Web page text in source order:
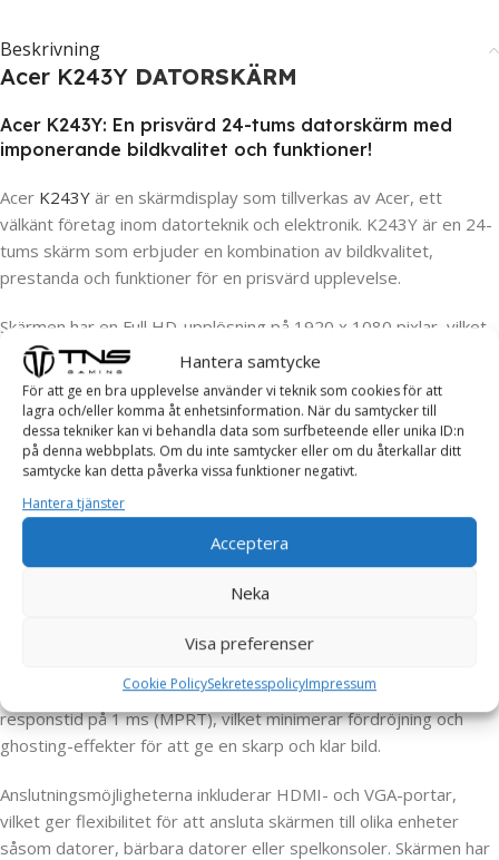
Hantera samtycke
För att ge en bra upplevelse använder vi teknik som cookies för att
lagra och/eller komma åt enhetsinformation. När du samtycker till
dessa tekniker kan vi behandla data som surfbeteende eller unika ID:n
på denna webbplats. Om du inte samtycker eller om du återkallar ditt
samtycke kan detta påverka vissa funktioner negativt.
Hantera tjänster
Acceptera
Neka
Visa preferenser
Cookie PolicySekretesspolicyImpressum
Beskrivning
Acer K243Y DATORSKÄRM
Acer K243Y: En prisvärd 24-tums datorskärm med
imponerande bildkvalitet och funktioner!
Acer K243Y är en skärmdisplay som tillverkas av Acer, ett
välkänt företag inom datorteknik och elektronik. K243Y är en 24-
tums skärm som erbjuder en kombination av bildkvalitet,
prestanda och funktioner för en prisvärd upplevelse.
Skärmen har en Full HD-upplösning på 1920 x 1080 pixlar, vilket
ger skarpa och detaljerade bilder. Det breda betraktningsvinkeln
på 178 grader gör det möjligt att se bilden tydligt från olika
vinklar utan att förlora färger eller kontrast. Den matta
skärmytan minskar reflektioner och gör det bekvämt att använda
skärmen under olika ljusförhållanden.
K243Y använder sig av IPS (In-Plane Switching) teknologi, vilket
ger förbättrad färgprecision och bredare färgomfång. Detta gör
att skärmen lämpar sig väl för färgkritiska arbetsuppgifter
såsom bildredigering eller grafisk design.
Skärmen har en responsfrekvens på 75 Hz, vilket ger smidigare
särskilt viktigt för spel och videoinnehåll. Den har också en
responstid på 1 ms (MPRT), vilket minimerar fördröjning och
ghosting-effekter för att ge en skarp och klar bild.
Anslutningsmöjligheterna inkluderar HDMI- och VGA-portar,
vilket ger flexibilitet för att ansluta skärmen till olika enheter
såsom datorer, bärbara datorer eller spelkonsoler. Skärmen har